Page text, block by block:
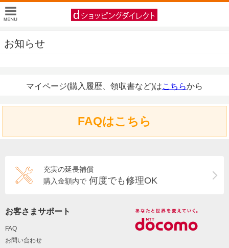
お知らせ
マイページ(購入履歴、領収書など)はこちらから
FAQはこちら
充実の延長補償
購入金額内で 何度でも修理OK
お客さまサポート
FAQ
お問い合わせ